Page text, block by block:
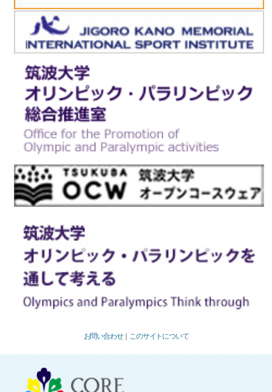
お問い合わせ｜ このサイトについて